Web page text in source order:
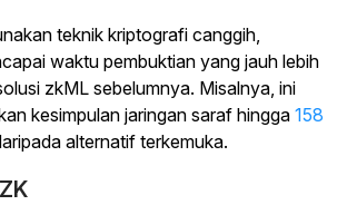
teknik kriptografi canggih,
waktu pembuktian yang jauh lebih
zkML sebelumnya. Misalnya, ini
kesimpulan jaringan saraf hingga 158
alternatif terkemuka.